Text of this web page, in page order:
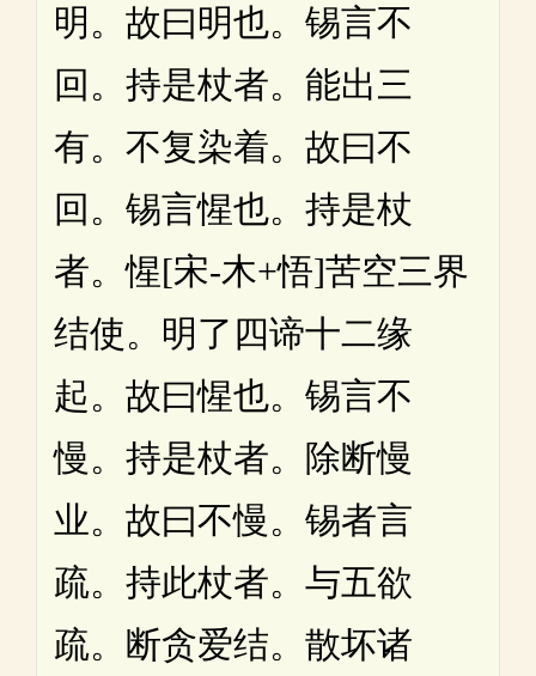
明。故曰明也。锡言不
回。持是杖者。能出三
有。不复染着。故曰不
回。锡言惺也。持是杖
者。惺[宋-木+悟]苦空三界
结使。明了四谛十二缘
起。故曰惺也。锡言不
慢。持是杖者。除断慢
业。故曰不慢。锡者言
疏。持此杖者。与五欲
疏。断贪爱结。散坏诸